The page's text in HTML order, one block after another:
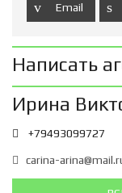
Email
Написать
Ирина
+79493099727
carina-